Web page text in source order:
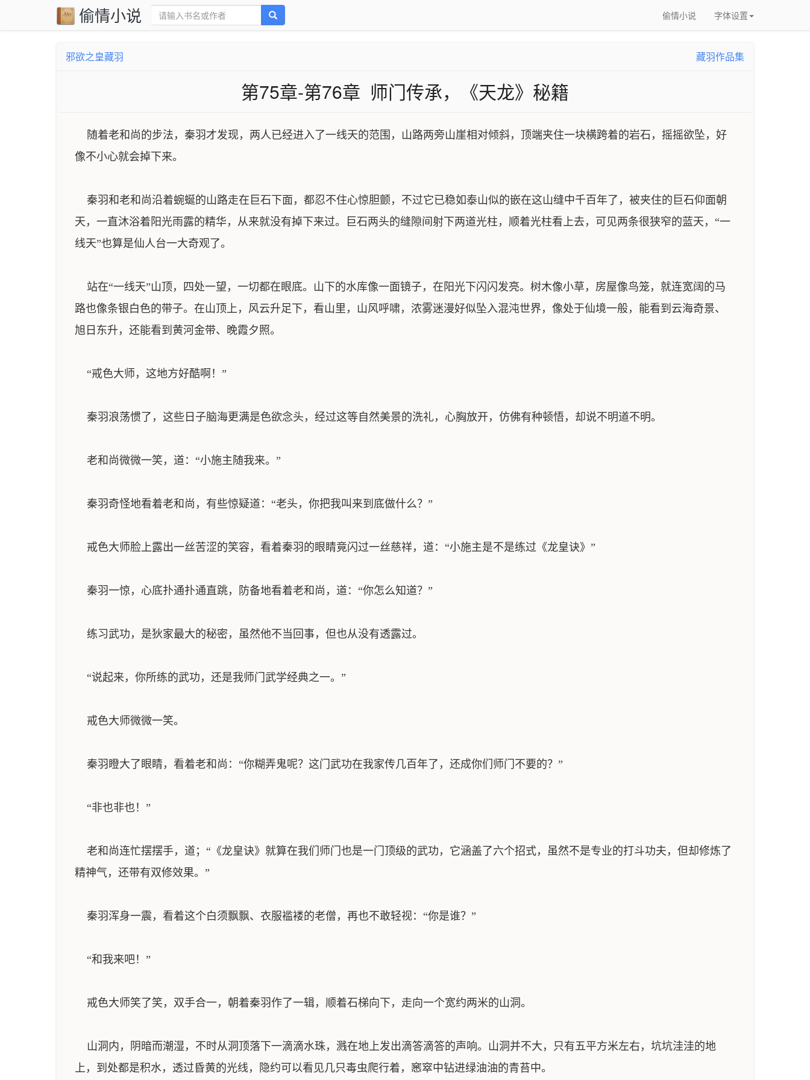
偷情小说 偷情小说 字体设置
邪欲之皇藏羽 藏羽作品集
第75章-第76章 师门传承，《天龙》秘籍
随着老和尚的步法，秦羽才发现，两人已经进入了一线天的范围，山路两旁山崖相对倾斜，顶端夹住一块横跨着的岩石，摇摇欲坠，好
像不小心就会掉下来。
秦羽和老和尚沿着蜿蜒的山路走在巨石下面，都忍不住心惊胆颤，不过它已稳如泰山似的嵌在这山缝中千百年了，被夹住的巨石仰面朝
天，一直沐浴着阳光雨露的精华，从来就没有掉下来过。巨石两头的缝隙间射下两道光柱，顺着光柱看上去，可见两条很狭窄的蓝天，“一
线天”也算是仙人台一大奇观了。
站在“一线天”山顶，四处一望，一切都在眼底。山下的水库像一面镜子，在阳光下闪闪发亮。树木像小草，房屋像鸟笼，就连宽阔的马
路也像条银白色的带子。在山顶上，风云升足下，看山里，山风呼啸，浓雾迷漫好似坠入混沌世界，像处于仙境一般，能看到云海奇景、
旭日东升，还能看到黄河金带、晚霞夕照。
“戒色大师，这地方好酷啊！”
秦羽浪荡惯了，这些日子脑海更满是色欲念头，经过这等自然美景的洗礼，心胸放开，仿佛有种顿悟，却说不明道不明。
老和尚微微一笑，道：“小施主随我来。”
秦羽奇怪地看着老和尚，有些惊疑道：“老头，你把我叫来到底做什么？”
戒色大师脸上露出一丝苦涩的笑容，看着秦羽的眼睛竟闪过一丝慈祥，道：“小施主是不是练过《龙皇诀》”
秦羽一惊，心底扑通扑通直跳，防备地看着老和尚，道：“你怎么知道？”
练习武功，是狄家最大的秘密，虽然他不当回事，但也从没有透露过。
“说起来，你所练的武功，还是我师门武学经典之一。”
戒色大师微微一笑。
秦羽瞪大了眼睛，看着老和尚：“你糊弄鬼呢？这门武功在我家传几百年了，还成你们师门不要的？”
“非也非也！”
老和尚连忙摆摆手，道；“《龙皇诀》就算在我们师门也是一门顶级的武功，它涵盖了六个招式，虽然不是专业的打斗功夫，但却修炼了
精神气，还带有双修效果。”
秦羽浑身一震，看着这个白须飘飘、衣服褴褛的老僧，再也不敢轻视：“你是谁？”
“和我来吧！”
戒色大师笑了笑，双手合一，朝着秦羽作了一辑，顺着石梯向下，走向一个宽约两米的山洞。
山洞内，阴暗而潮湿，不时从洞顶落下一滴滴水珠，溅在地上发出滴答滴答的声响。山洞并不大，只有五平方米左右，坑坑洼洼的地
上，到处都是积水，透过昏黄的光线，隐约可以看见几只毒虫爬行着，窸窣中钻进绿油油的青苔中。